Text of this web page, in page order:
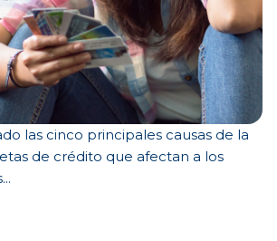
las cinco principales causas de la
de crédito que afectan a los